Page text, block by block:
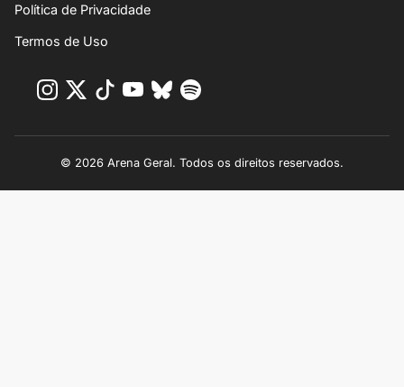
Política de Privacidade
Termos de Uso
© 2026 Arena Geral. Todos os direitos reservados.